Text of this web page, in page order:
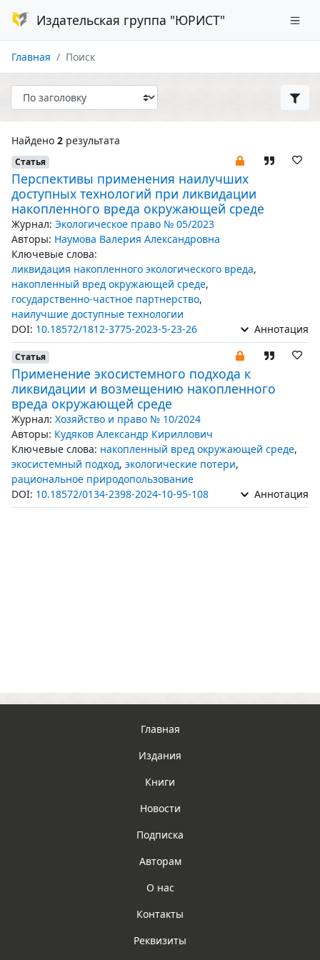
Издательская группа "ЮРИСТ"
Главная Поиск
Найдено 2 результата
Статья
Перспективы применения наилучших
доступных технологий при ликвидации
накопленного вреда окружающей среде
Журнал: Экологическое право № 05/2023
Авторы: Наумова Валерия Александровна
Ключевые слова:
ликвидация накопленного экологического вреда,
накопленный вред окружающей среде,
государственно-частное партнерство,
наилучшие доступные технологии
DOI: 10.18572/1812-3775-2023-5-23-26 Аннотация
Статья
Применение экосистемного подхода к
ликвидации и возмещению накопленного
вреда окружающей среде
Журнал: Хозяйство и право № 10/2024
Авторы: Кудяков Александр Кириллович
Ключевые слова: накопленный вред окружающей среде,
экосистемный подход, экологические потери,
рациональное природопользование
DOI: 10.18572/0134-2398-2024-10-95-108 Аннотация
Главная
Издания
Книги
Новости
Подписка
Авторам
О нас
Контакты
Реквизиты